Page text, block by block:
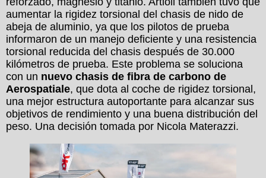
aumentar la rigidez torsional del chasis de nido de
abeja de aluminio, ya que los pilotos de prueba
informaron de un manejo deficiente y una resistencia
torsional reducida del chasis después de 30.000
kilómetros de prueba. Este problema se soluciona
con un nuevo chasis de fibra de carbono de
Aerospatiale, que dota al coche de rigidez torsional,
una mejor estructura autoportante para alcanzar sus
objetivos de rendimiento y una buena distribución del
peso. Una decisión tomada por Nicola Materazzi.